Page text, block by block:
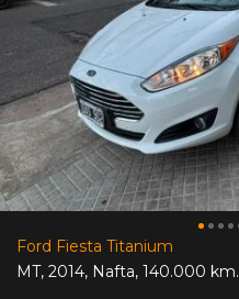
Ford Fiesta Titanium
MT, 2014, Nafta, 140.000 km.